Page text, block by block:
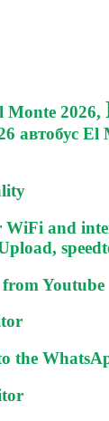
Monte 2026,
автобус
WiFi and
Youtube
the